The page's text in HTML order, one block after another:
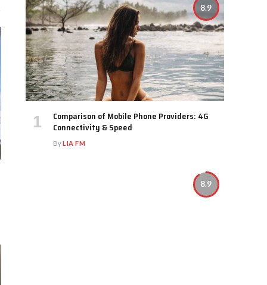
8.9
Comparison of Mobile Phone Providers: 4G
Connectivity & Speed
ByLIA FM
8.9